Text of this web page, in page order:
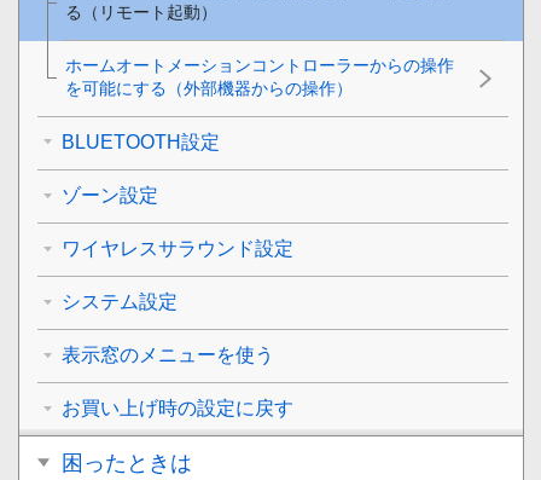
る（リモート起動）
ホームオートメーションコントローラーからの操作
を可能にする（外部機器からの操作）
BLUETOOTH設定
ゾーン設定
ワイヤレスサラウンド設定
システム設定
表示窓のメニューを使う
お買い上げ時の設定に戻す
困ったときは